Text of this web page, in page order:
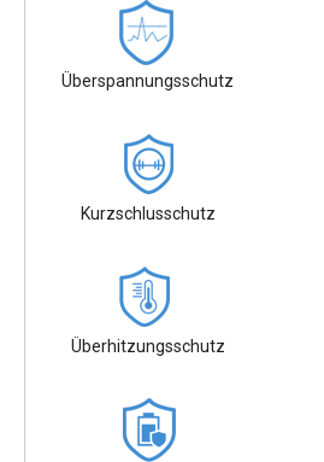
Überspannungsschutz
Kurzschlusschutz
Überhitzungsschutz